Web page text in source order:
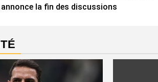
annonce la fin des discussions